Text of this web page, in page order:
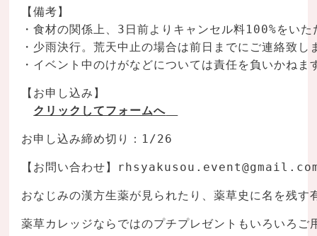
【備考】
・食材の関係上、3日前よりキャンセル料100%をいた
・少雨決行。荒天中止の場合は前日までにご連絡致し
・イベント中のけがなどについては責任を負いかね
【お申し込み】
クリックしてフォームへ
お申し込み締め切り：1/26
【お問い合わせ】
おなじみの漢方生薬が見られたり、薬草史に名を残
薬草カレッジならではのプチプレゼントもいろいろ